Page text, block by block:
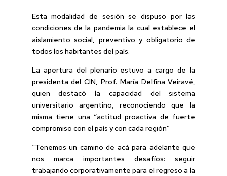
Esta modalidad de sesión se dispuso por las
condiciones de la pandemia la cual establece el
aislamiento social, preventivo y obligatorio de
todos los habitantes del país.
La apertura del plenario estuvo a cargo de la
presidenta del CIN, Prof. María Delfina Veiravé,
quien destacó la capacidad del sistema
universitario argentino, reconociendo que la
misma tiene una “actitud proactiva de fuerte
compromiso con el país y con cada región”
“Tenemos un camino de acá para adelante que
nos marca importantes desafíos: seguir
trabajando corporativamente para el regreso a la